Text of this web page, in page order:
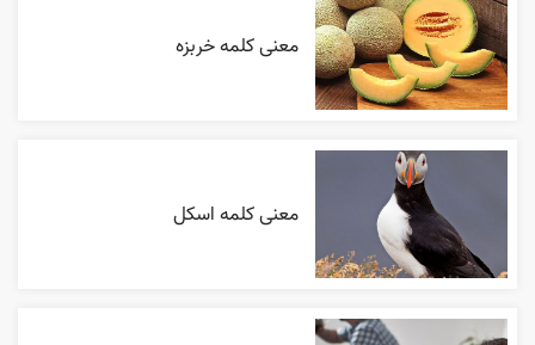
معنی کلمه خربزه
معنی کلمه اسکل